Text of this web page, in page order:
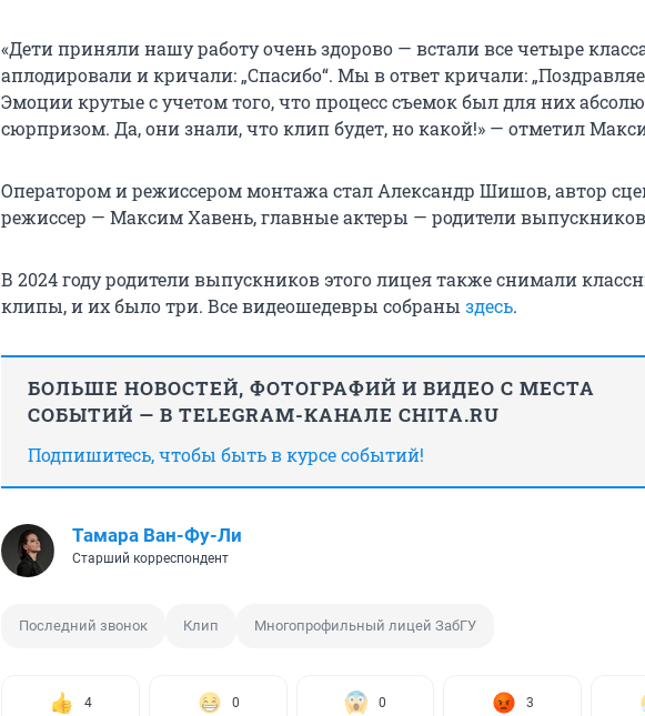
«Дети приняли нашу работу очень здорово — встали все четыре
аплодировали и кричали: „Спасибо“. Мы в ответ кричали:
Эмоции крутые с учетом того, что процесс съемок был для них
сюрпризом. Да, они знали, что клип будет, но какой!» — отметил
Оператором и режиссером монтажа стал Александр Шишов, автор
режиссер — Максим Хавень, главные актеры — родители
В 2024 году родители выпускников этого лицея также снимали
клипы, и их было три. Все видеошедевры собраны здесь.
БОЛЬШЕ НОВОСТЕЙ, ФОТОГРАФИЙ И ВИДЕО С МЕСТА
СОБЫТИЙ — В TELEGRAM-КАНАЛЕ CHITA.RU
Подпишитесь, чтобы быть в курсе событий!
Тамара Ван-Фу-Ли
Старший корреспондент
Последний звонок Клип Многопрофильный лицей ЗабГУ
4 0 0 3